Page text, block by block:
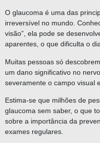
O glaucoma é uma das
irreversível no mundo.
visão”, ela pode se
aparentes, o que dificulta o
Muitas pessoas só
um dano significativo no
severamente o campo visual
Estima-se que milhões de
glaucoma sem saber, o que
sobre a importância da
exames regulares.